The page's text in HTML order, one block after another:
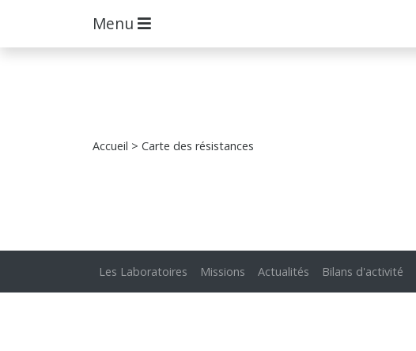
Menu
Accueil > Carte des résistances
Les Laboratoires Missions Actualités Bilans d'activité